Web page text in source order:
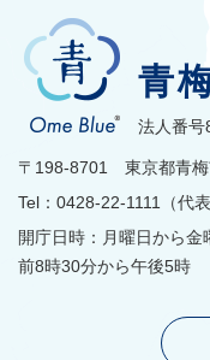
青
法人番
〒198-8701 東京都青梅
Tel：0428-22-1111（代
開庁日時：月曜日から
前8時30分から午後5時